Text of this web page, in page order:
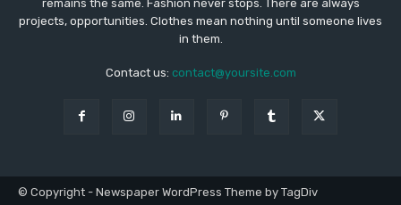
remains the same. Fashion never stops. There are always
projects, opportunities. Clothes mean nothing until someone lives
in them.
Contact us: contact@yoursite.com
© Copyright - Newspaper WordPress Theme by TagDiv